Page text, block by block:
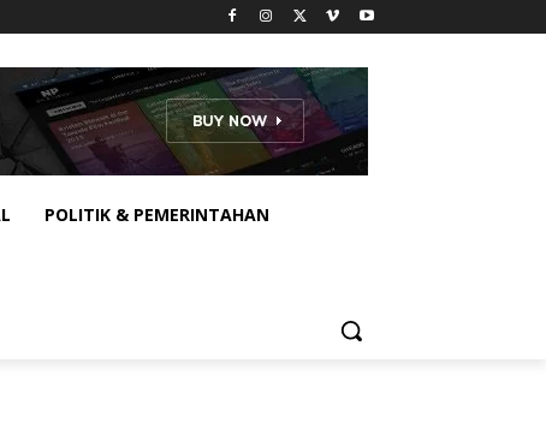
POLITIK & PEMERINTAHAN